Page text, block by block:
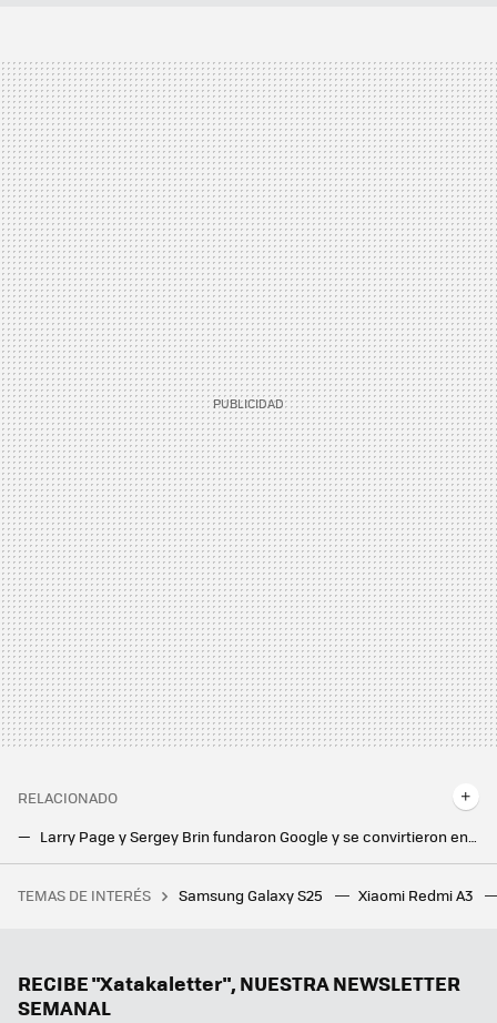
RELACIONADO
Android, Chrome y el buscador por separado. Así es como Estados Unidos quiere dividir a Google en distintas empresas
Leroy Merlin te permite tener luz gratis al instante con este kit solar sin complicadas obras
TEMAS DE INTERÉS Samsung Galaxy S25 Xiaomi Redmi A3
RECIBE "Xatakaletter", NUESTRA NEWSLETTER
SEMANAL